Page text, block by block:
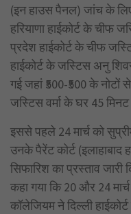
(इन हाउस पैनल) जांच के
हरियाणा हाईकोर्ट के चीफ
प्रदेश हाईकोर्ट के चीफ
हाईकोर्ट के जस्टिस अनु
गई जहां ₹500-₹500 के नोटों
जस्टिस वर्मा के घर 45
इससे पहले 24 मार्च को
उनके पैरेंट कोर्ट (इलाहाबाद
सिफारिश का प्रस्ताव
कहा गया कि 20 और 24
कॉलेजियम ने दिल्ली